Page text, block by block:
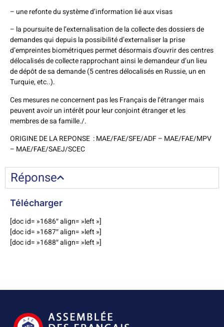
– une refonte du système d’information lié aux visas
– la poursuite de l’externalisation de la collecte des dossiers de
demandes qui depuis la possibilité d’externaliser la prise
d’empreintes biométriques permet désormais d’ouvrir des centres
délocalisés de collecte rapprochant ainsi le demandeur d’un lieu
de dépôt de sa demande (5 centres délocalisés en Russie, un en
Turquie, etc..).
Ces mesures ne concernent pas les Français de l’étranger mais
peuvent avoir un intérêt pour leur conjoint étranger et les
membres de sa famille./.
ORIGINE DE LA REPONSE : MAE/FAE/SFE/ADF – MAE/FAE/MPV
– MAE/FAE/SAEJ/SCEC
Réponse
Télécharger
[doc id= »1686″ align= »left »]
[doc id= »1687″ align= »left »]
[doc id= »1688″ align= »left »]